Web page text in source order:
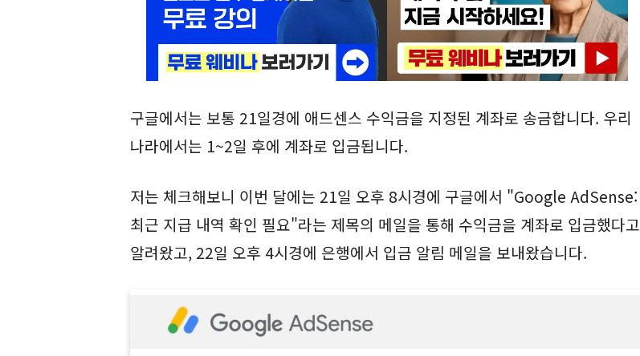
구글에서는 보통 21일경에 애드센스 수익금을 지정된 계좌로 송금합니다. 우리
나라에서는 1~2일 후에 계좌로 입금됩니다.
저는 체크해보니 이번 달에는 21일 오후 8시경에 구글에서 "Google AdSense:
최근 지급 내역 확인 필요"라는 제목의 메일을 통해 수익금을 계좌로 입금했다고
알려왔고, 22일 오후 4시경에 은행에서 입금 알림 메일을 보내왔습니다.